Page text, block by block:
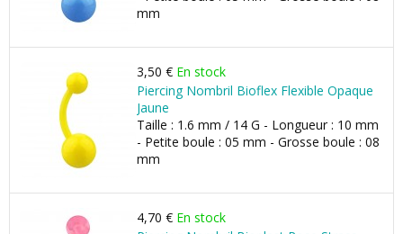
mm
3,50 € En stock
Piercing Nombril Bioflex Flexible Opaque
Jaune
Taille : 1.6 mm / 14 G - Longueur : 10 mm
- Petite boule : 05 mm - Grosse boule : 08
mm
4,70 € En stock